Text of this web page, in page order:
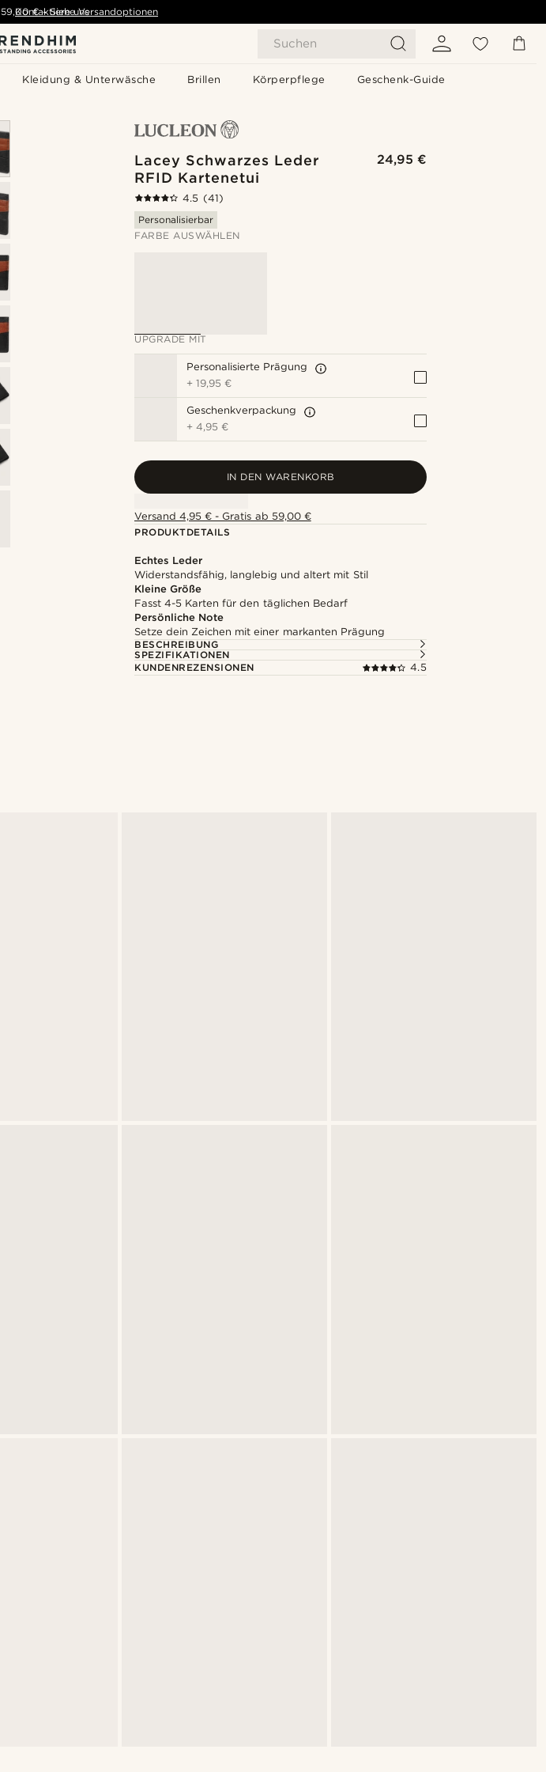
Suchen
Kleidung & Unterwäsche Brillen Körperpflege Geschenk-Guide
59,00 € - Siehe Versandoptionen
Kontaktiere uns
Lacey Schwarzes Leder
RFID Kartenetui
24,95 €
4.5 (41)
Personalisierbar
FARBE AUSWÄHLEN
UPGRADE MIT
Personalisierte Prägung
+19,95 €
Geschenkverpackung
+4,95 €
IN DEN WARENKORB
Versand 4,95 € - Gratis ab 59,00 €
PRODUKTDETAILS
Echtes Leder
Widerstandsfähig, langlebig und altert mit Stil
Kleine Größe
Fasst 4-5 Karten für den täglichen Bedarf
Persönliche Note
Setze dein Zeichen mit einer markanten Prägung
BESCHREIBUNG
SPEZIFIKATIONEN
KUNDENREZENSIONEN
4.5